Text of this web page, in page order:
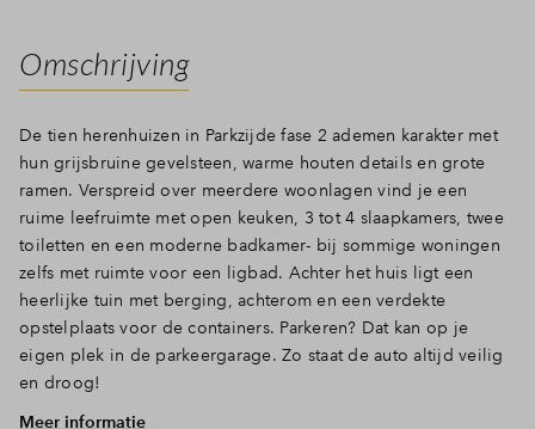
Omschrijving
De tien herenhuizen in Parkzijde fase 2 ademen karakter met
hun grijsbruine gevelsteen, warme houten details en grote
ramen. Verspreid over meerdere woonlagen vind je een
ruime leefruimte met open keuken, 3 tot 4 slaapkamers, twee
toiletten en een moderne badkamer- bij sommige woningen
zelfs met ruimte voor een ligbad. Achter het huis ligt een
heerlijke tuin met berging, achterom en een verdekte
opstelplaats voor de containers. Parkeren? Dat kan op je
eigen plek in de parkeergarage. Zo staat de auto altijd veilig
en droog!
Meer informatie